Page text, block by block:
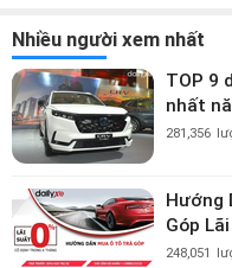
Nhiều người xem nhất
TOP 9
nhất
281,356
Hướng
Góp
248,051